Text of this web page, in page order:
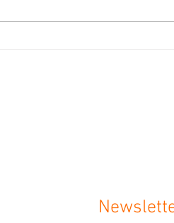
Merci pour cette victoire.